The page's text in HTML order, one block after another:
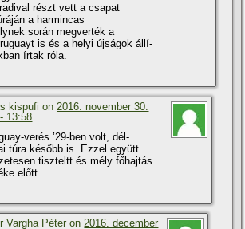
részt vett a csapat
a harmincas
során megverték a
is és a helyi újságok állí­
í­rtak róla.
kispufi on 2016. november 30.
13:58
verés ’29-ben volt, dél-
túra később is. Ezzel együtt
tiszteltt és mély főhajtás
előtt.
Vargha Péter on2016. december